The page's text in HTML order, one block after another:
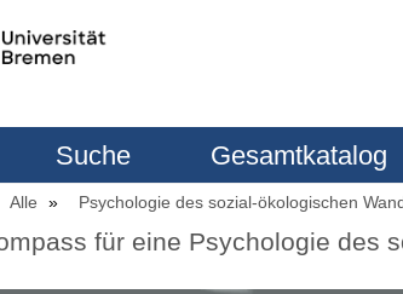
Suche Gesamtkatalog
Alle Psychologie des sozial-ökologischen
für eine Psychologie des